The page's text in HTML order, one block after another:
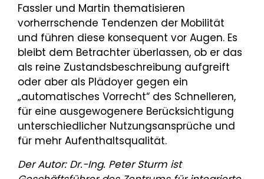
Fassler und Martin thematisieren
vorherrschende Tendenzen der Mobilität
und führen diese konsequent vor Augen. Es
bleibt dem Betrachter überlassen, ob er das
als reine Zustandsbeschreibung aufgreift
oder aber als Plädoyer gegen ein
„automatisches Vorrecht“ des Schnelleren,
für eine ausgewogenere Berücksichtigung
unterschiedlicher Nutzungsansprüche und
für mehr Aufenthaltsqualität.
Der Autor: Dr.-Ing. Peter Sturm ist